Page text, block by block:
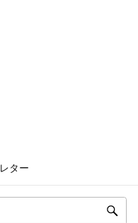
レター